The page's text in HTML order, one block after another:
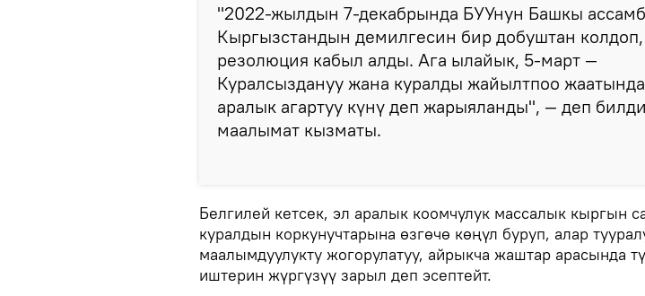
"2022-жылдын 7-декабрында БУУнун Башкы
Кыргызстандын демилгесин бир добуштан колдоп,
резолюция кабыл алды. Ага ылайык, 5-март —
Куралсыздануу жана куралды жайылтпоо
аралык агартуу күнү деп жарыяланды", — деп
маалымат кызматы.
Белгилей кетсек, эл аралык коомчулук массалык кыргын
куралдын коркунучтарына өзгөчө көңүл буруп, алар
маалымдуулукту жогорулатуу, айрыкча жаштар арасында
иштерин жүргүзүү зарыл деп эсептейт.